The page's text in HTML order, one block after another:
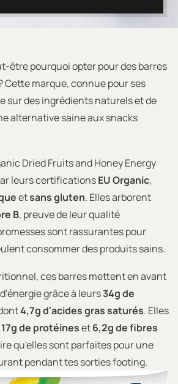
être pourquoi opter pour des barres
Cette marque, connue pour ses
sur des ingrédients naturels et de
alternative saine aux snacks
Dried Fruits and Honey Energy
leurs certificationsEU Organic,
etsans gluten. Elles arborent
B, preuve de leur qualité
sont rassurantes pour
consommer des produits sains.
ces barres mettent en avant
grâce à leurs34g de
4,7g d'acides gras saturés. Elles
17g de protéineset6,2g de fibres
qu'elles sont parfaites pour une
pendant tes sorties footing.